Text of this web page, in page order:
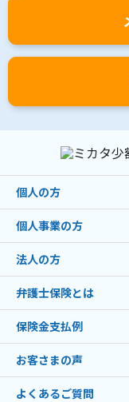
個人の方
個人事業の方
法人の方
弁護士保険とは
保険金支払例
お客さまの声
よくあるご質問